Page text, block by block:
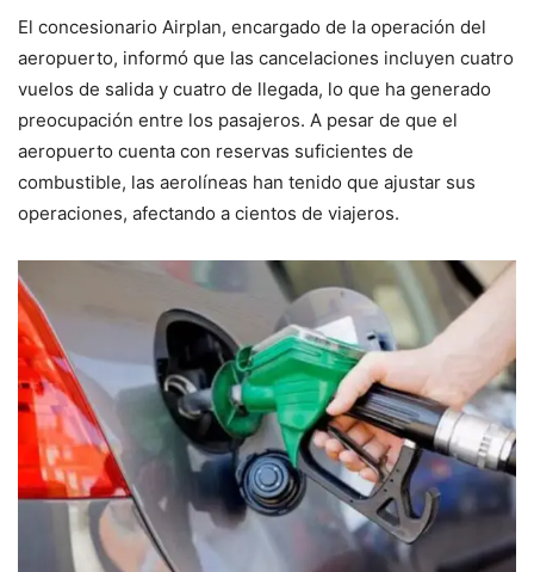
El concesionario Airplan, encargado de la operación del
aeropuerto, informó que las cancelaciones incluyen cuatro
vuelos de salida y cuatro de llegada, lo que ha generado
preocupación entre los pasajeros. A pesar de que el
aeropuerto cuenta con reservas suficientes de
combustible, las aerolíneas han tenido que ajustar sus
operaciones, afectando a cientos de viajeros.